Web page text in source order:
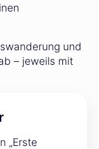
und
– jeweils mit
„Erste